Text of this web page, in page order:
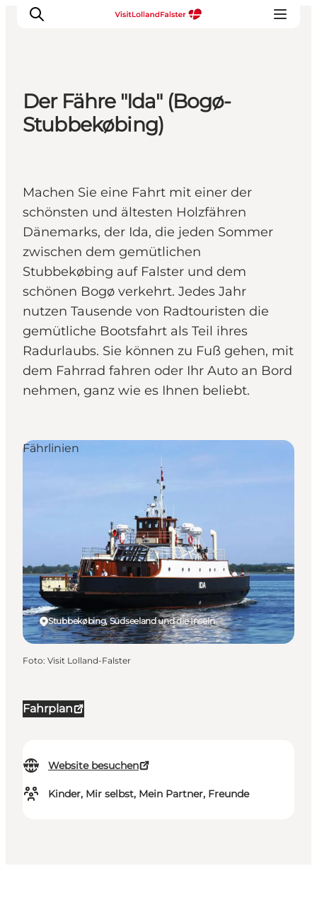
Natur und Outdoor
Urlaubsplaner
Der Fähre "Ida" (Bogø-
Stubbekøbing)
Machen Sie eine Fahrt mit einer der
schönsten und ältesten Holzfähren
Dänemarks, der Ida, die jeden Sommer
zwischen dem gemütlichen
Stubbekøbing auf Falster und dem
schönen Bogø verkehrt. Jedes Jahr
nutzen Tausende von Radtouristen die
gemütliche Bootsfahrt als Teil ihres
Radurlaubs. Sie können zu Fuß gehen, mit
dem Fahrrad fahren oder Ihr Auto an Bord
nehmen, ganz wie es Ihnen beliebt.
Fahrplan
Website besuchen
Kinder, Mir selbst, Mein Partner, Freunde
Stubbekøbing, Südseeland und die Inseln
Fährlinien
Foto: Visit Lolland-Falster